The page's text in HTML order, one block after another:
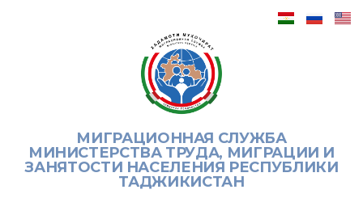
МИГРАЦИОННАЯ СЛУЖБА
МИНИСТЕРСТВА ТРУДА, МИГРАЦИИ И
ЗАНЯТОСТИ НАСЕЛЕНИЯ РЕСПУБЛИКИ
ТАДЖИКИСТАН